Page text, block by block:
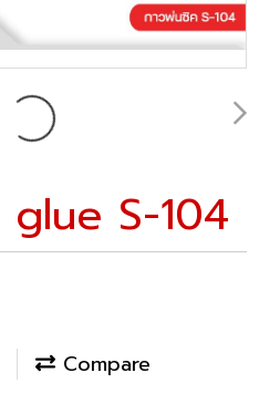
S-104
Compare